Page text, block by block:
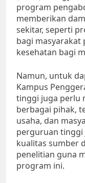
program
memberikan
sekitar, seperti
bagi masyarakat
kesehatan bagi
Namun, untuk
Kampus
tinggi juga perlu
berbagai pihak,
usaha, dan
perguruan
kualitas sumber
penelitian guna
program ini.